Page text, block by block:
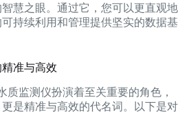
慧之眼。通过它，您可以更直观地
持续利用和管理提供坚实的数据基
准与高效
质监测仪扮演着至关重要的角色，
是精准与高效的代名词。以下是对